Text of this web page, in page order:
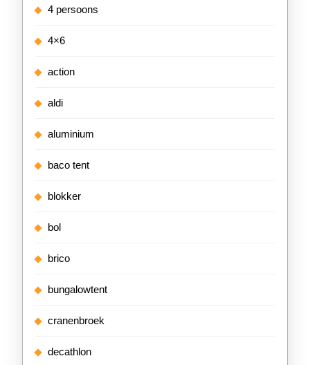
4 persoons
4×6
action
aldi
aluminium
baco tent
blokker
bol
brico
bungalowtent
cranenbroek
decathlon